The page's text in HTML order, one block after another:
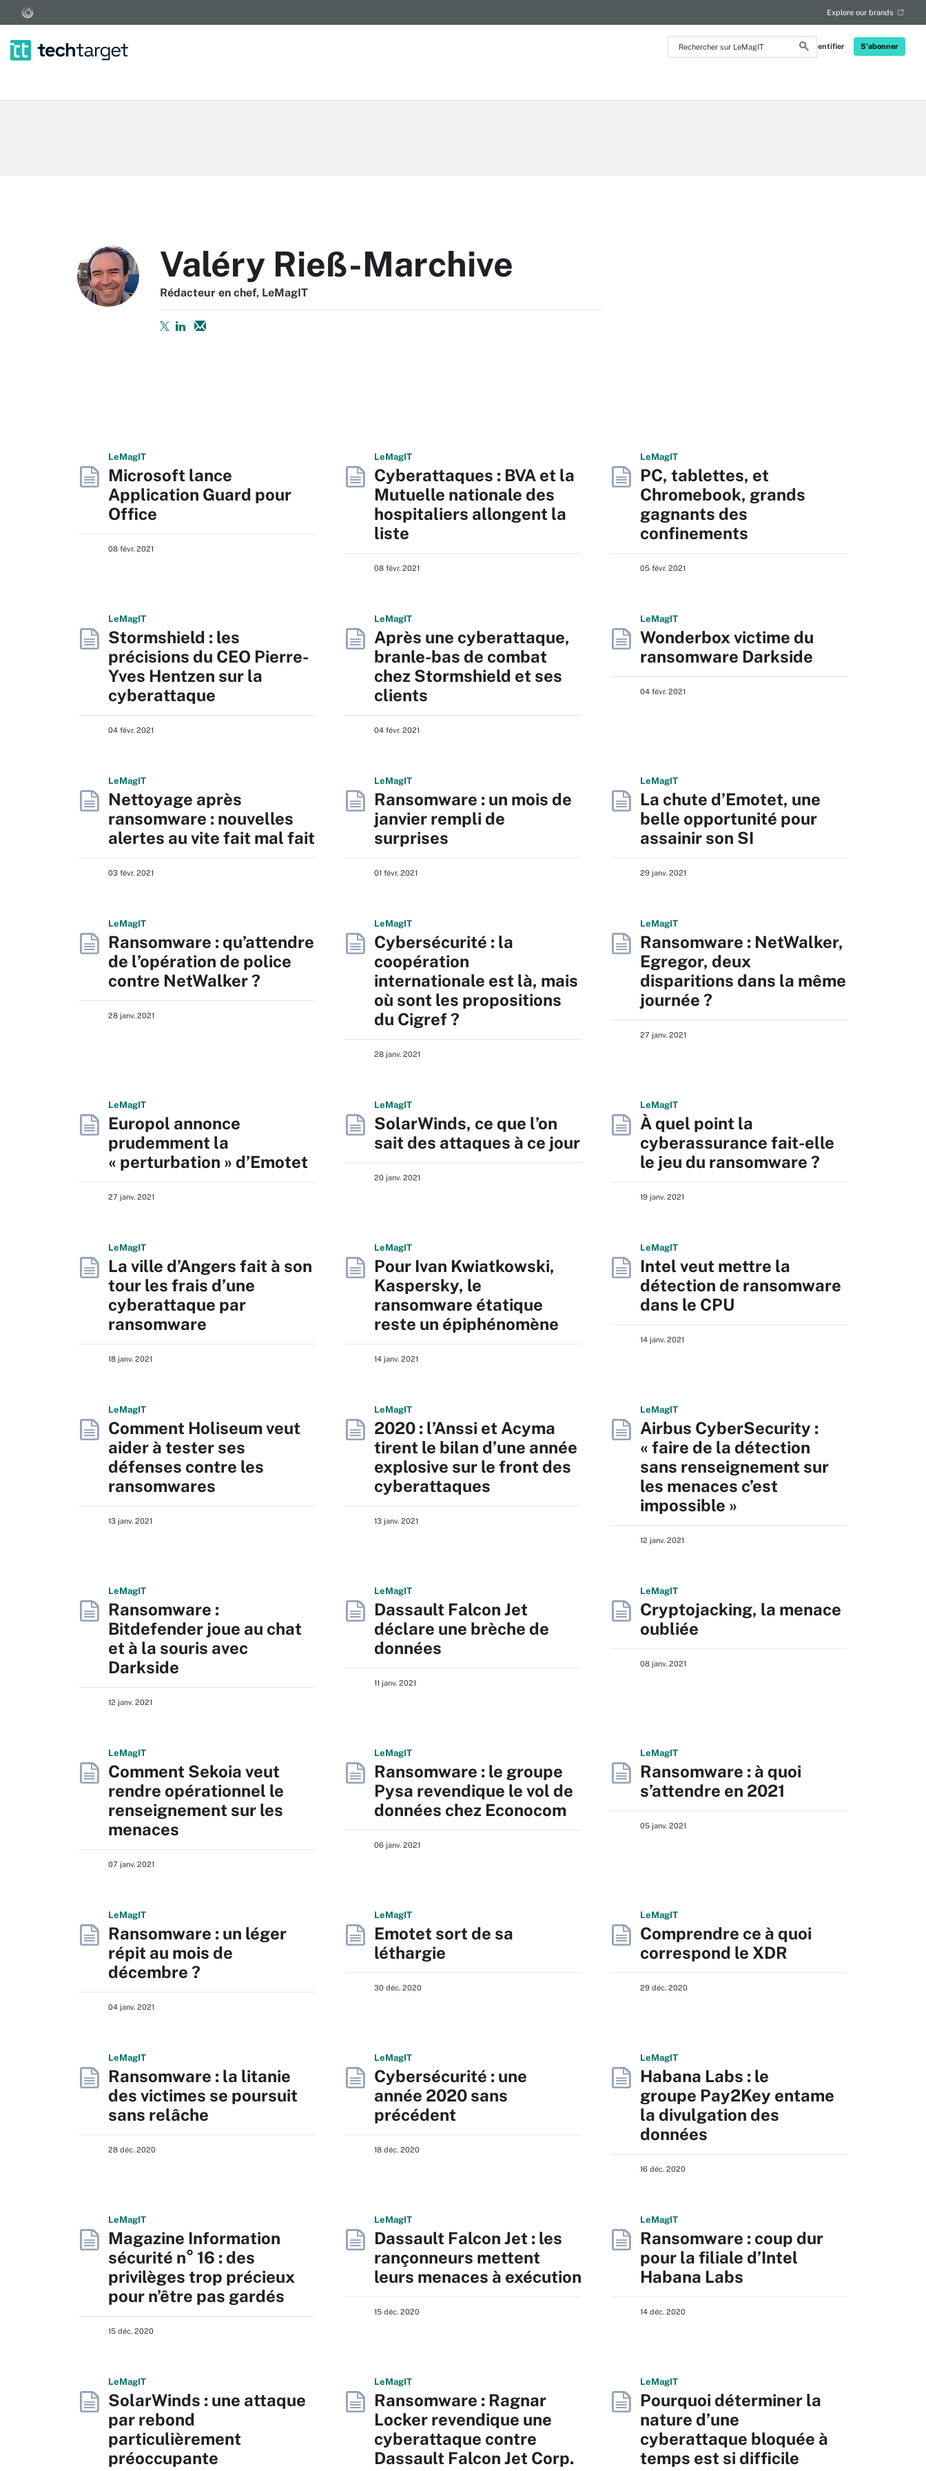
Rechercher
sur
S'identifier S'abonner
Explore our brands
Valéry Rieß-Marchive
Rédacteur en chef, LeMagIT
LeMagIT
Microsoft lance
Application Guard pour
Office
08 févr. 2021
LeMagIT
Cyberattaques : BVA et la
Mutuelle nationale des
hospitaliers allongent la
liste
08 févr. 2021
LeMagIT
PC, tablettes, et
Chromebook, grands
gagnants des
confinements
05 févr. 2021
LeMagIT
Stormshield : les
précisions du CEO Pierre-
Yves Hentzen sur la
cyberattaque
04 févr. 2021
LeMagIT
Après une cyberattaque,
branle-bas de combat
chez Stormshield et ses
clients
04 févr. 2021
LeMagIT
Wonderbox victime du
ransomware Darkside
04 févr. 2021
LeMagIT
Nettoyage après
ransomware : nouvelles
alertes au vite fait mal fait
03 févr. 2021
LeMagIT
Ransomware : un mois de
janvier rempli de
surprises
01 févr. 2021
LeMagIT
La chute d’Emotet, une
belle opportunité pour
assainir son SI
29 janv. 2021
LeMagIT
Ransomware : qu’attendre
de l’opération de police
contre NetWalker ?
28 janv. 2021
LeMagIT
Cybersécurité : la
coopération
internationale est là, mais
où sont les propositions
du Cigref ?
28 janv. 2021
LeMagIT
Ransomware : NetWalker,
Egregor, deux
disparitions dans la même
journée ?
27 janv. 2021
LeMagIT
Europol annonce
prudemment la
« perturbation » d’Emotet
27 janv. 2021
LeMagIT
SolarWinds, ce que l’on
sait des attaques à ce jour
20 janv. 2021
LeMagIT
À quel point la
cyberassurance fait-elle
le jeu du ransomware ?
19 janv. 2021
LeMagIT
La ville d’Angers fait à son
tour les frais d’une
cyberattaque par
ransomware
18 janv. 2021
LeMagIT
Pour Ivan Kwiatkowski,
Kaspersky, le
ransomware étatique
reste un épiphénomène
14 janv. 2021
LeMagIT
Intel veut mettre la
détection de ransomware
dans le CPU
14 janv. 2021
LeMagIT
Comment Holiseum veut
aider à tester ses
défenses contre les
ransomwares
13 janv. 2021
LeMagIT
2020 : l’Anssi et Acyma
tirent le bilan d’une année
explosive sur le front des
cyberattaques
13 janv. 2021
LeMagIT
Airbus CyberSecurity :
« faire de la détection
sans renseignement sur
les menaces c’est
impossible »
12 janv. 2021
LeMagIT
Ransomware :
Bitdefender joue au chat
et à la souris avec
Darkside
12 janv. 2021
LeMagIT
Dassault Falcon Jet
déclare une brèche de
données
11 janv. 2021
LeMagIT
Cryptojacking, la menace
oubliée
08 janv. 2021
LeMagIT
Comment Sekoia veut
rendre opérationnel le
renseignement sur les
menaces
07 janv. 2021
LeMagIT
Ransomware : le groupe
Pysa revendique le vol de
données chez Econocom
06 janv. 2021
LeMagIT
Ransomware : à quoi
s’attendre en 2021
05 janv. 2021
LeMagIT
Ransomware : un léger
répit au mois de
décembre ?
04 janv. 2021
LeMagIT
Emotet sort de sa
léthargie
30 déc. 2020
LeMagIT
Comprendre ce à quoi
correspond le XDR
29 déc. 2020
LeMagIT
Ransomware : la litanie
des victimes se poursuit
sans relâche
28 déc. 2020
LeMagIT
Cybersécurité : une
année 2020 sans
précédent
18 déc. 2020
LeMagIT
Habana Labs : le
groupe Pay2Key entame
la divulgation des
données
16 déc. 2020
LeMagIT
Magazine Information
sécurité n° 16 : des
privilèges trop précieux
pour n’être pas gardés
15 déc. 2020
LeMagIT
Dassault Falcon Jet : les
rançonneurs mettent
leurs menaces à exécution
15 déc. 2020
LeMagIT
Ransomware : coup dur
pour la filiale d’Intel
Habana Labs
14 déc. 2020
LeMagIT
SolarWinds : une attaque
par rebond
particulièrement
préoccupante
LeMagIT
Ransomware : Ragnar
Locker revendique une
cyberattaque contre
Dassault Falcon Jet Corp.
LeMagIT
Pourquoi déterminer la
nature d’une
cyberattaque bloquée à
temps est si difficile